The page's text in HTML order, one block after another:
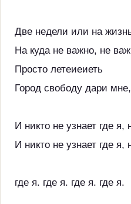
Две недели или на
На куда не важно, не
Просто летеиеиеть
Город свободу дари
И никто не узнает где я,
И никто не узнает где я,
где я. где я. где я. где я.